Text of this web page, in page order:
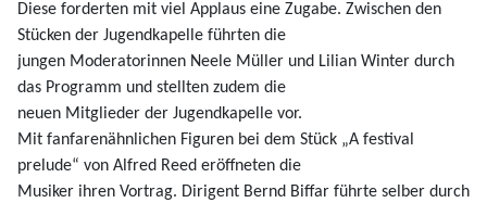
Diese forderten mit viel Applaus eine Zugabe. Zwischen den
Stücken der Jugendkapelle führten die
jungen Moderatorinnen Neele Müller und Lilian Winter durch
das Programm und stellten zudem die
neuen Mitglieder der Jugendkapelle vor.
Mit fanfarenähnlichen Figuren bei dem Stück „A festival
prelude“ von Alfred Reed eröffneten die
Musiker ihren Vortrag. Dirigent Bernd Biffar führte selber durch